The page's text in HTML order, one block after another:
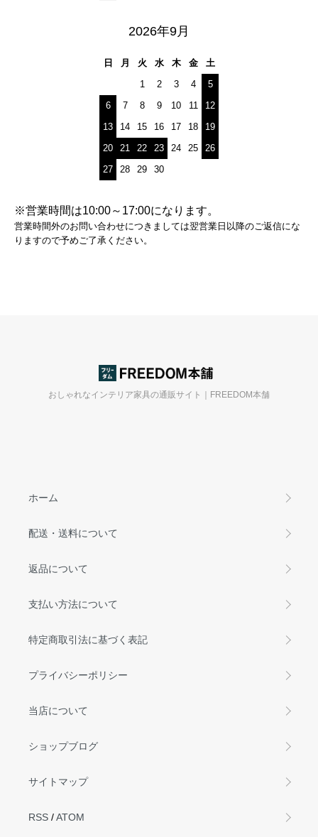
2026年9月
日 月 火 水 木 金
土
1
2 3 4
5
6
7 8 9 10 11
12
13
14 15 16 17 18
19
20
21 22 23 24 25
26
27
28 29 30
※営業時間は10:00～17:00になります。
営業時間外のお問い合わせにつきましては翌営業日以降のご返信にな
りますので予めご了承ください。
おしゃれなインテリア家具の通販サイト｜FREEDOM本舗
ホーム
配送・送料について
返品について
支払い方法について
特定商取引法に基づく表記
プライバシーポリシー
当店について
ショップブログ
サイトマップ
RSS /ATOM